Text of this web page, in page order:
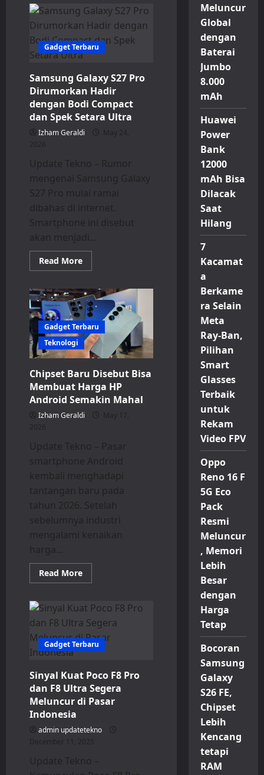
600e
Meluncur
dengan
Dimensity
7100
dan
Baterai
6.520
mAh
Gadget Terbaru
Samsung Galaxy S27 Pro
Dirumorkan Hadir
dengan Bodi Compact
dan Spek Setara Ultra
Izham Geraldi
May 24,
2026
Update Tekno – Rumor
mengenai Samsung Galaxy
S27 Pro mulai ramai
dibahas di internet.
Smartphone ini disebut
akan menjadi...
Read MoreRead
more
Galaxy
S27
Pro
Dirumorkan
Hadir
dengan
Bodi
Compact
dan
Spek
Setara
Ultra
Gadget Terbaru
Teknologi
Chipset Baru Disebut Bisa
Membuat Harga HP
Android Semakin Mahal
Izham Geraldi
May 17,
2026
Update Tekno – Pasar
smartphone Android
kembali menghadapi
tantangan baru pada
tahun 2026. Setelah
sebelumnya industri
mengalami kenaikan
harga...
Read MoreRead
more
Baru
Disebut
Bisa
Membuat
Harga
HP
Android
Mahal
Gadget Terbaru
Sinyal Kuat Poco F8 Pro
dan F8 Ultra Segera
Meluncur di Pasar
Indonesia
admin updatetekno
December 11, 2025
Update Tekno –
Meluncur
Global
dengan
Baterai
Jumbo
8.000
mAh
Huawei
Power
Bank
12000
mAh Bisa
Dilacak
Saat
Hilang
7
Kacamat
a
Berkame
ra Selain
Meta
Ray-Ban,
Pilihan
Smart
Glasses
Terbaik
untuk
Rekam
Video FPV
Oppo
Reno 16 F
5G Eco
Pack
Resmi
Meluncur
, Memori
Lebih
Besar
dengan
Harga
Tetap
Bocoran
Samsung
Galaxy
S26 FE,
Chipset
Lebih
Kencang
tetapi
RAM